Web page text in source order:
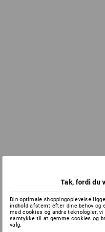
Tak, fordi du
Din optimale shoppingoplevelse
indhold afstemt efter dine behov og
med cookies og andre teknologier,
samtykke til at gemme cookies og
valg.